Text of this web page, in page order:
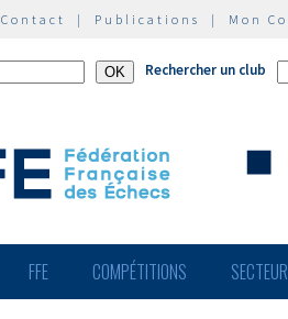
Contact | Publications | Mon
Rechercher un club
FFE COMPÉTITIONS